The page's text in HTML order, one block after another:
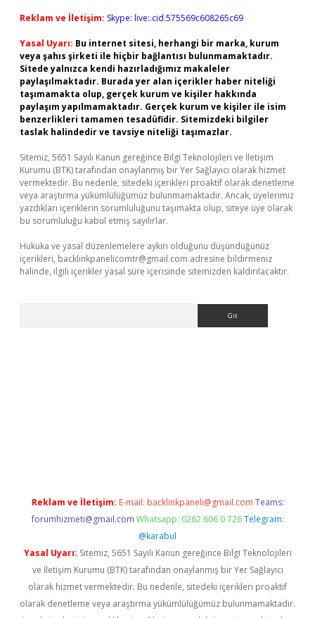
Reklam ve İletişim: Skype: live:.cid.575569c608265c69
Yasal Uyarı: Bu internet sitesi, herhangi bir marka, kurum
veya şahıs şirketi ile hiçbir bağlantısı bulunmamaktadır.
Sitede yalnızca kendi hazırladığımız makaleler
paylaşılmaktadır. Burada yer alan içerikler haber niteliği
taşımamakta olup, gerçek kurum ve kişiler hakkında
paylaşım yapılmamaktadır. Gerçek kurum ve kişiler ile isim
benzerlikleri tamamen tesadüfidir. Sitemizdeki bilgiler
taslak halindedir ve tavsiye niteliği taşımazlar.
Sitemiz, 5651 Sayılı Kanun gereğince Bilgi Teknolojileri ve İletişim
Kurumu (BTK) tarafından onaylanmış bir Yer Sağlayıcı olarak hizmet
vermektedir. Bu nedenle, sitedeki içerikleri proaktif olarak denetleme
veya araştırma yükümlülüğümüz bulunmamaktadır. Ancak, üyelerimiz
yazdıkları içeriklerin sorumluluğunu taşımakta olup, siteye üye olarak
bu sorumluluğu kabul etmiş sayılırlar.
Hukuka ve yasal düzenlemelere aykırı olduğunu düşündüğünüz
içerikleri, backlinkpanelicomtr@gmail.com adresine bildirmeniz
halinde, ilgili içerikler yasal süre içerisinde sitemizden kaldırılacaktır.
Reklam ve İletişim: E-mail: backlinkpaneli@gmail.com Teams:
forumhizmeti@gmail.com Whatsapp: 0262 606 0 726 Telegram:
@karabul
Yasal Uyarı: Sitemiz, 5651 Sayılı Kanun gereğince Bilgi Teknolojileri
ve İletişim Kurumu (BTK) tarafından onaylanmış bir Yer Sağlayıcı
olarak hizmet vermektedir. Bu nedenle, sitedeki içerikleri proaktif
olarak denetleme veya araştırma yükümlülüğümüz bulunmamaktadır.